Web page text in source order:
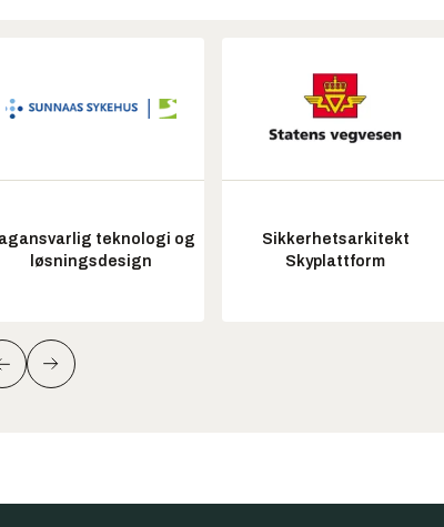
teknologi og
løsningsdesign
Sikkerhetsarkitekt
Skyplattform